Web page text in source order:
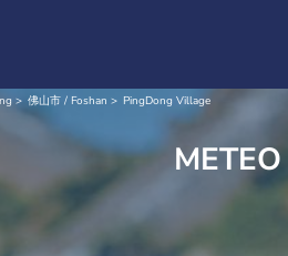
佛山市 / Foshan PingDong Village